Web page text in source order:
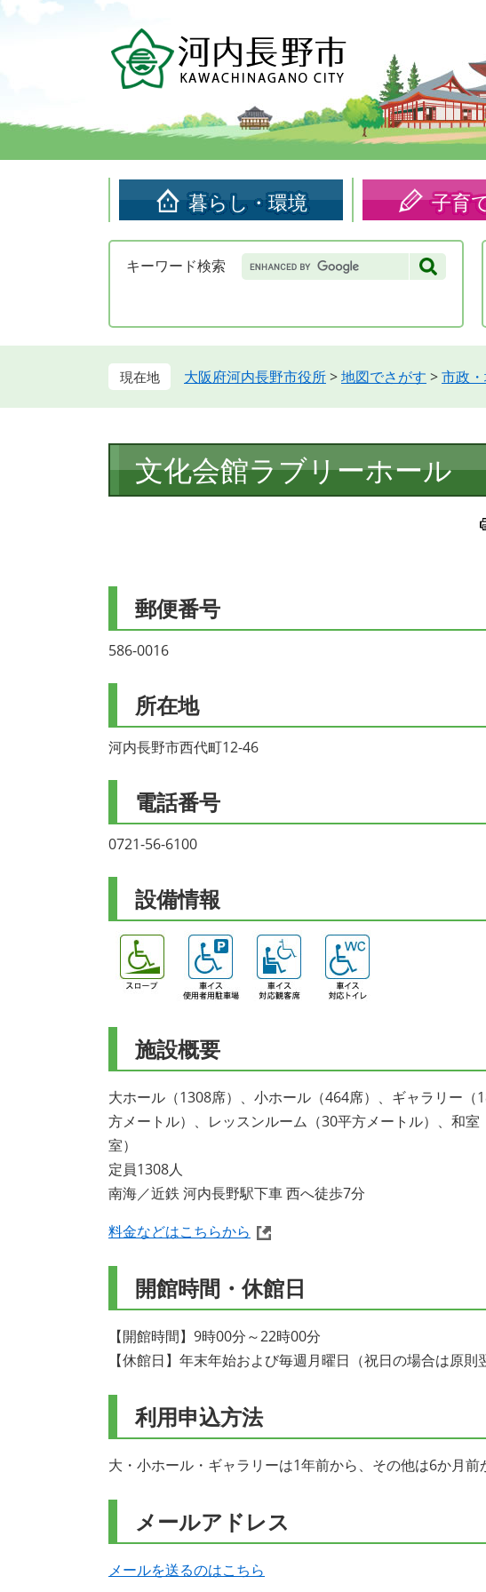
頭
す。
飛
し
暮らし・環境 子育
キーワード検索 Google
カ
検
大阪府河内長野市役所>地図でさがす >市政
文
文化会館ラブリーホール
郵便番号
586-0016
所在地
河内長野市西代町12-46
電話番号
0721-56-6100
設備情報
施設概要
大ホール（1308席）、小ホール（464席）、ギャラリー
方メートル）、レッスンルーム（30平方メートル）、和
室）
定員1308人
南海／近鉄 河内長野駅下車 西へ徒歩7分
料金などはこちらから
開館時間・休館日
【開館時間】9時00分～22時00分
【休館日】年末年始および毎週月曜日（祝日の場合は原則
利用申込方法
大・小ホール・ギャラリーは1年前から、その他は6か月前
メールアドレス
メールを送るのはこちら